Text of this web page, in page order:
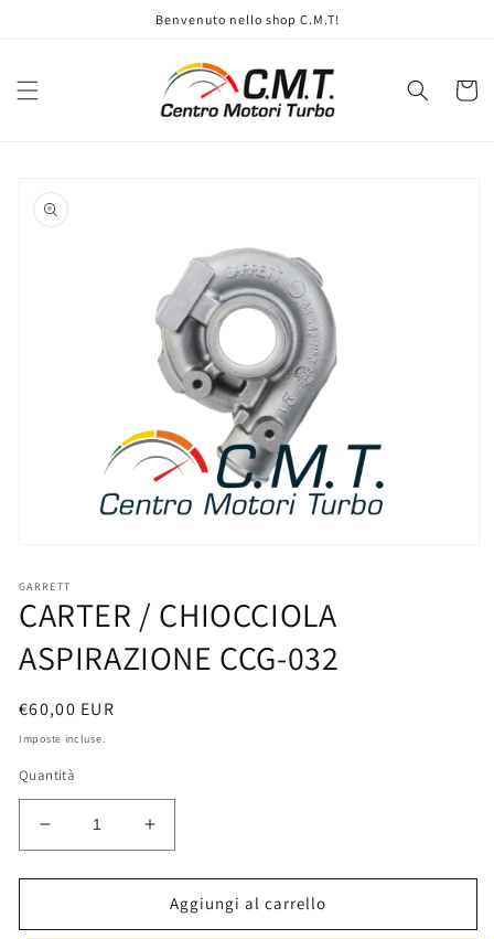
Benvenuto nello shop C.M.T!
Carrello
informazioni
sul prodotto
multimediali
in
modale
GARRETT
CARTER / CHIOCCIOLA
ASPIRAZIONE CCG-032
Prezzo
di
€60,00 EUR
Imposte incluse.
Quantità
Diminuisci
quantità
per
/
Aumenta
quantità
per
CARTER
/
Aggiungi al carrello